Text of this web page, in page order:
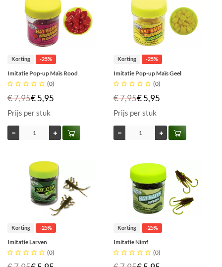
Korting -25%
Imitatie Pop-up Maïs Rood
     (0)
€ 7,95€ 5,95
Prijs per stuk
Korting -25%
Imitatie Pop-up Maïs Geel
     (0)
€ 7,95€ 5,95
Prijs per stuk
Korting -25%
Imitatie Larven
     (0)
Korting -25%
Imitatie Nimf
     (0)